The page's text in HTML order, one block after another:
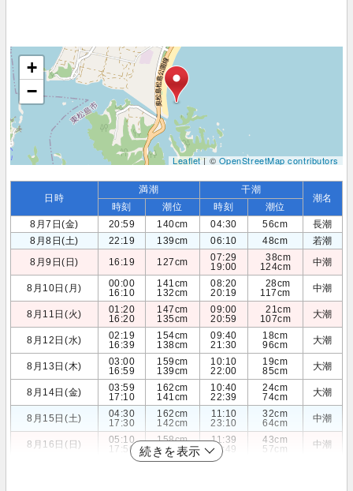
+
−
Leaflet| ©OpenStreetMap contributors
日時
満潮 干潮
潮名
時刻 潮位 時刻
潮位
8月7日(金)
20:59 140cm 04:30 56cm
長潮
8月8日(土)
22:19 139cm 06:10 48cm
若潮
8月9日(日)
16:19 127cm
07:29
19:00
38cm
124cm
中潮
8月10日(月)
00:00
16:10
141cm
132cm
08:20
20:19
28cm
117cm
中潮
8月11日(火)
01:20
16:20
147cm
135cm
09:00
20:59
21cm
107cm
大潮
8月12日(水)
02:19
16:39
154cm
138cm
09:40
21:30
18cm
96cm
大潮
8月13日(木)
03:00
16:59
159cm
139cm
10:10
22:00
19cm
85cm
大潮
8月14日(金)
03:59
17:10
162cm
141cm
10:40
22:39
24cm
74cm
大潮
8月15日(土)
04:30
17:30
162cm
142cm
11:10
23:10
32cm
64cm
中潮
8月16日(日)
05:10
17:50
158cm
144cm
11:39
23:49
43cm
57cm
中潮
続きを表示